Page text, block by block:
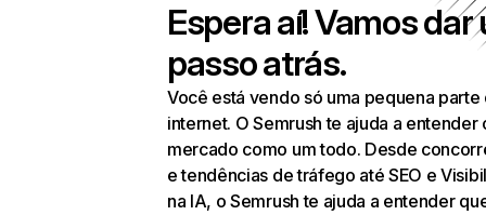
Espera aí! Vamos dar
passo atrás.
Você está vendo só uma pequena parte
internet. O Semrush te ajuda a entender
mercado como um todo. Desde
e tendências de tráfego até SEO e
na IA, o Semrush te ajuda a entender